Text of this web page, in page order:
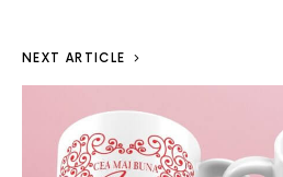
NEXT ARTICLE